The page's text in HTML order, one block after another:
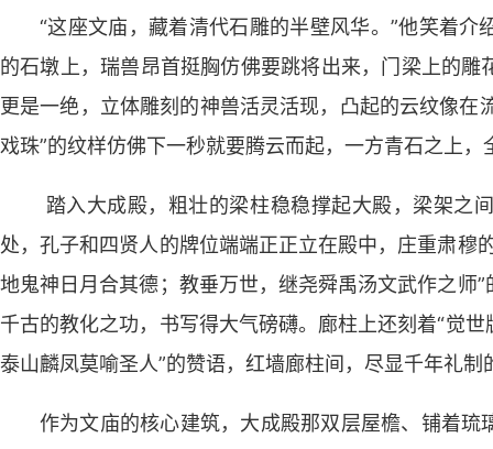
“这座文庙，藏着清代石雕的半壁风华。”他笑着
的石墩上，瑞兽昂首挺胸仿佛要跳将出来，门梁上的
更是一绝，立体雕刻的神兽活灵活现，凸起的云纹像在
戏珠”的纹样仿佛下一秒就要腾云而起，一方青石之上，
踏入大成殿，粗壮的梁柱稳稳撑起大殿，梁架之
处，孔子和四贤人的牌位端端正正立在殿中，庄重肃穆
地鬼神日月合其德；教垂万世，继尧舜禹汤文武作之师
千古的教化之功，书写得大气磅礴。廊柱上还刻着“觉
泰山麟凤莫喻圣人”的赞语，红墙廊柱间，尽显千年礼制
作为文庙的核心建筑，大成殿那双层屋檐、铺着